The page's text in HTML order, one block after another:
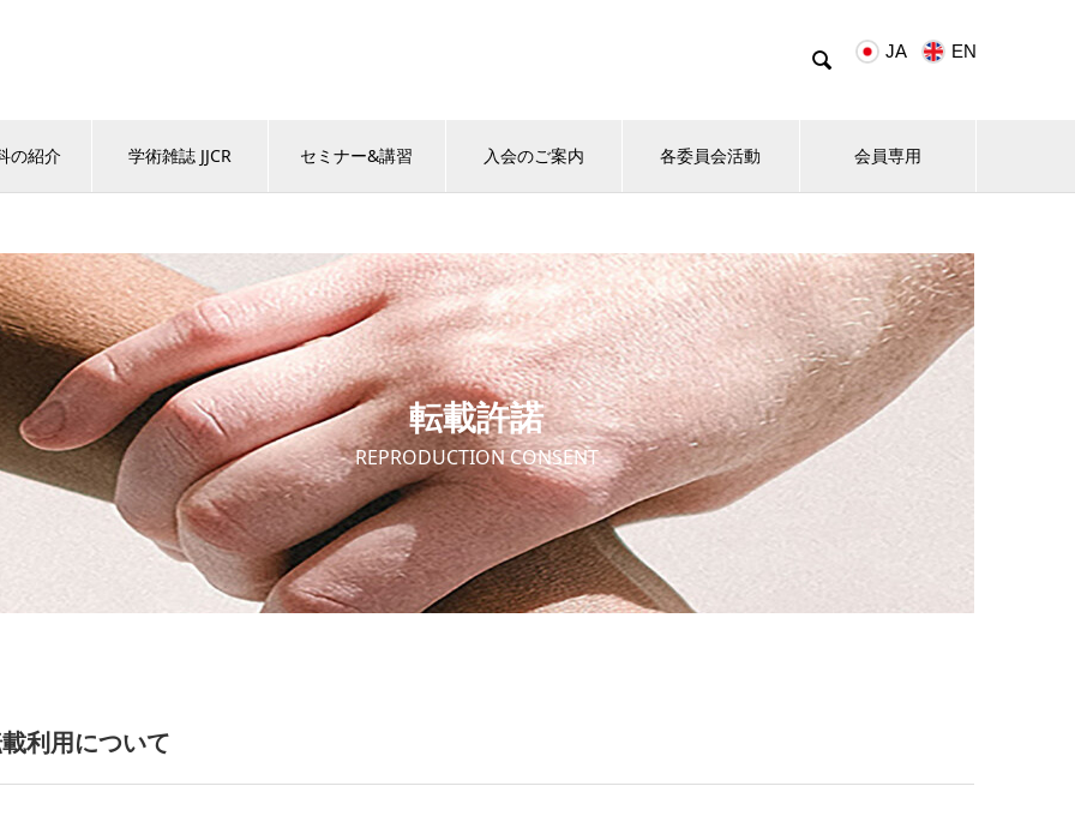
 JA EN
の紹介 学術雑誌 JJCR セミナー&講習 入会のご案内 各委員会活動 会員専用
転載許諾
REPRODUCTION CONSENT
利用について